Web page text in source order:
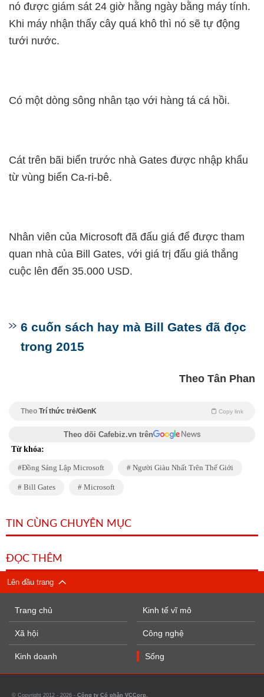
nó được giám sát 24 giờ hằng ngày bằng máy tính.
Khi máy nhận thấy cây quá khô thì nó sẽ tự động
tưới nước.
Có một dòng sông nhân tạo với hàng tá cá hồi.
Cát trên bãi biển trước nhà Gates được nhập khẩu
từ vùng biển Ca-ri-bê.
Nhân viên của Microsoft đã đấu giá để được tham
quan nhà của Bill Gates, với giá trị đấu giá thắng
cuộc lên đến 35.000 USD.
6 cuốn sách hay mà Bill Gates đã đọc
trong 2015
Theo Tân Phan
Theo Trí thức trẻ/GenK Copy link
Theo dõi Cafebiz.vn trên
Từ khóa:
Đồng Sáng Lập Microsoft Người Giàu Nhất Trên Thế Giới
Bill Gates Microsoft
TIN CÙNG CHUYÊN MỤC
ĐỌC THÊM
Lên đầu trang
Trang chủ
Xã hội
Kinh doanh
Kinh tế vĩ mô
Công nghệ
Sống
© Copyright 2012 - 2026 - Công ty Cổ phần VCCorp.